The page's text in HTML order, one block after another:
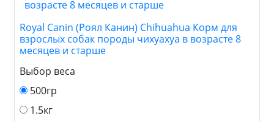
Royal Canin (Роял Канин) Chihuahua Корм для
взрослых собак породы чихуахуа в возрасте 8
месяцев и старше
Выбор веса
500гр
1.5кг